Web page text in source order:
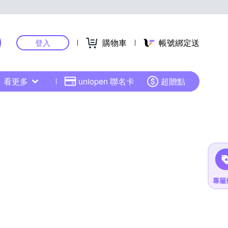
登入 購物車 帳號綁定送
看更多 uniopen 聯名卡 超贈點